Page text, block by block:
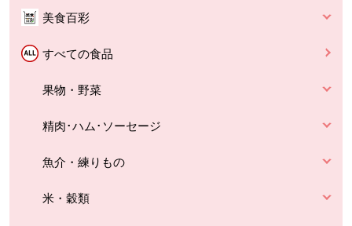
美食百彩
すべての食品
果物・野菜
精肉･ハム･ソーセージ
魚介・練りもの
米・穀類